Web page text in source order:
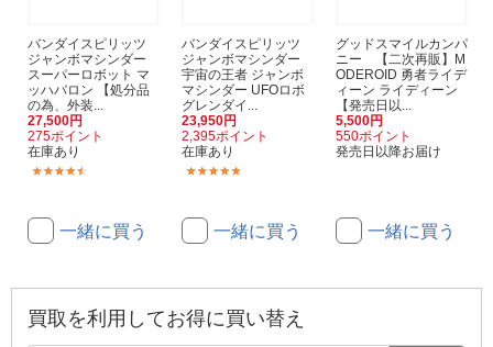
バンダイスピリッツ
ジャンボマシンダー
スーパーロボット マ
ッハバロン 【処分品
の為、外装...
27,500円
275ポイント
在庫あり
一緒に買う
バンダイスピリッツ
ジャンボマシンダー
宇宙の王者 ジャンボ
マシンダー UFOロボ
グレンダイ...
23,950円
2,395ポイント
在庫あり
一緒に買う
グッドスマイルカンパ
ニー 【二次再販】M
ODEROID 勇者ライデ
ィーン ライディーン
【発売日以...
5,500円
550ポイント
発売日以降お届け
一緒に買う
買取を利用してお得に買い替え